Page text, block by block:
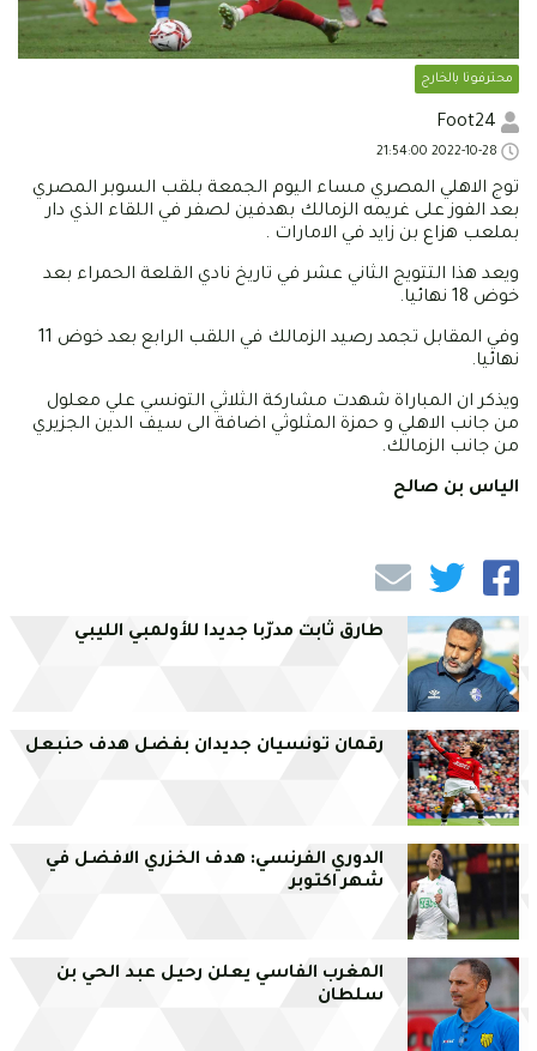
محترفونا بالخارج
توج الاهلي المصري مساء اليوم الجمعة بلقب السوبر المصري
بعد الفوز على غريمه الزمالك بهدفين لصفر في اللقاء الذي دار
بملعب هزاع بن زايد في الامارات .
ويعد هذا التتويج الثاني عشر في تاريخ نادي القلعة الحمراء بعد
خوض 18 نهائيا.
وفي المقابل تجمد رصيد الزمالك في اللقب الرابع بعد خوض 11
نهائيا.
ويذكر ان المباراة شهدت مشاركة الثلاثي التونسي علي معلول
من جانب الاهلي و حمزة المثلوثي اضافة الى سيف الدين الجزيري
من جانب الزمالك.
الياس بن صالح
طارق ثابت مدرّبا جديدا للأولمبي الليبي
رقمان تونسيان جديدان بفضل هدف حنبعل
الدوري الفرنسي: هدف الخزري الافضل في
شهر اكتوبر
المغرب الفاسي يعلن رحيل عبد الحي بن
سلطان